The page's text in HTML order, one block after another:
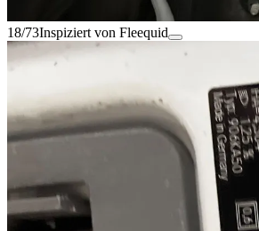
18/73Inspiziert von Fleequid